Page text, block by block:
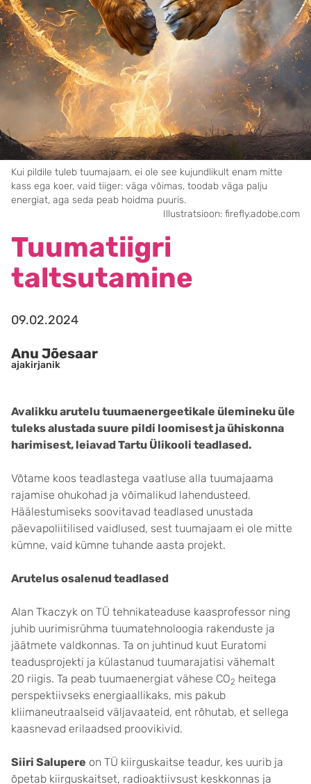
Kui pildile tuleb tuumajaam, ei ole see kujundlikult enam mitte
kass ega koer, vaid tiiger: väga võimas, toodab väga palju
energiat, aga seda peab hoidma puuris.
Illustratsioon: firefly.adobe.com
Tuumatiigri
taltsutamine
09.02.2024
Anu Jõesaar
ajakirjanik
Avalikku arutelu tuumaenergeetikale ülemineku üle
tuleks alustada suure pildi loomisest ja ühiskonna
harimisest, leiavad Tartu Ülikooli teadlased.
Võtame koos teadlastega vaatluse alla tuumajaama
rajamise ohukohad ja võimalikud lahendusteed.
Häälestumiseks soovitavad teadlased unustada
päevapoliitilised vaidlused, sest tuumajaam ei ole mitte
kümne, vaid kümne tuhande aasta projekt.
Arutelus osalenud teadlased
Alan Tkaczyk on TÜ tehnikateaduse kaasprofessor ning
juhib uurimisrühma tuumatehnoloogia rakenduste ja
jäätmete valdkonnas. Ta on juhtinud kuut Euratomi
teadusprojekti ja külastanud tuumarajatisi vähemalt
20 riigis. Ta peab tuumaenergiat vähese CO2 heitega
perspektiivseks energiaallikaks, mis pakub
kliimaneutraalseid väljavaateid, ent rõhutab, et sellega
kaasnevad erilaadsed proovikivid.
Siiri Salupere on TÜ kiirguskaitse teadur, kes uurib ja
õpetab kiirguskaitset, radioaktiivsust keskkonnas ja